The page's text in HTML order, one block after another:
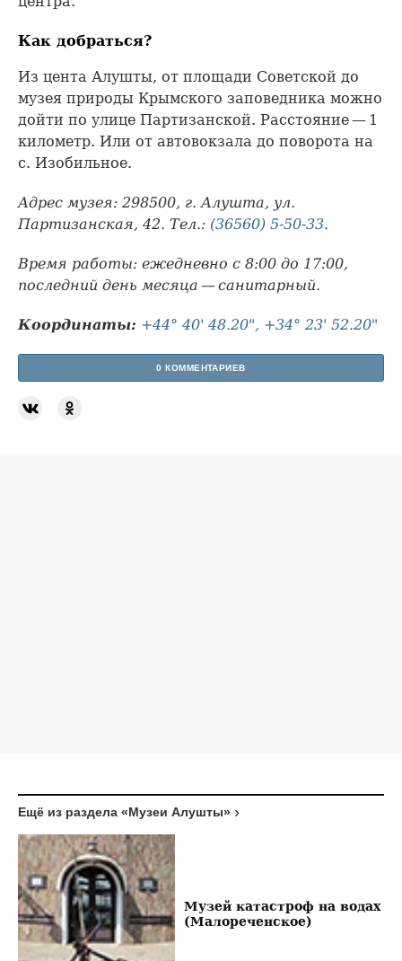
Как добраться?
Из цента Алушты, от площади Советской до
музея природы Крымского заповедника можно
дойти по улице Партизанской. Расстояние — 1
километр. Или от автовокзала до поворота на
с. Изобильное.
Адрес музея: 298500, г. Алушта, ул.
Партизанская, 42. Тел.: (36560) 5-50-33.
Время работы: ежедневно с 8:00 до 17:00,
последний день месяца — санитарный.
Координаты: +44° 40' 48.20", +34° 23' 52.20"
0 КОММЕНТАРИЕВ
Ещё из раздела «Музеи Алушты»
Музей катастроф на водах
(Малореченское)